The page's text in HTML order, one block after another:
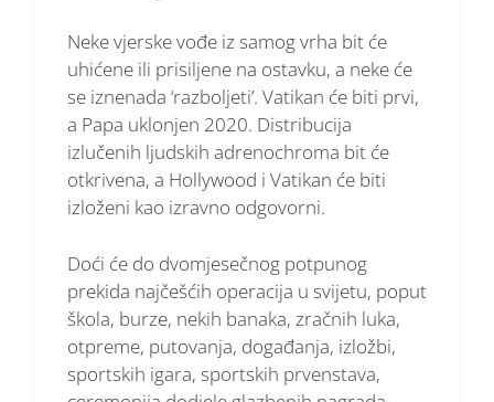
Neke vjerske vođe iz samog vrha bit će
uhićene ili prisiljene na ostavku, a neke će
se iznenada ‘razboljeti’. Vatikan će biti prvi,
a Papa uklonjen 2020. Distribucija
izlučenih ljudskih adrenochroma bit će
otkrivena, a Hollywood i Vatikan će biti
izloženi kao izravno odgovorni.
Doći će do dvomjesečnog potpunog
prekida najčešćih operacija u svijetu, poput
škola, burze, nekih banaka, zračnih luka,
otpreme, putovanja, događanja, izložbi,
sportskih igara, sportskih prvenstava,